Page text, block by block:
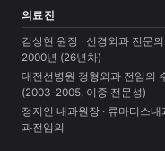
의료진
김상현 원장 · 신경외과 전문의
2000년 (26년차)
대전선병원 정형외과 전임의
(2003-2005, 이중 전문성)
정지인 내과원장 · 류마티스내
과전임의